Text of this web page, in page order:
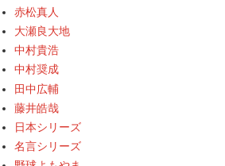
赤松真人
大瀬良大地
中村貴浩
中村奨成
田中広輔
藤井皓哉
日本シリーズ
名言シリーズ